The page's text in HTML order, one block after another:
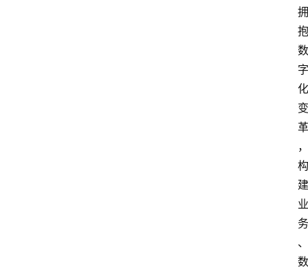
拥
抱
数
字
化
变
革
，
构
建
业
务
、
数